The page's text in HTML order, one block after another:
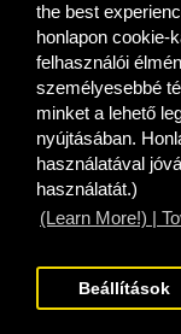
the best
honlapon cookie-
felhasználói
személyesebbé
minket a lehető
nyújtásában.
használatával
használatát.)
(Learn More!) |
Beállítások